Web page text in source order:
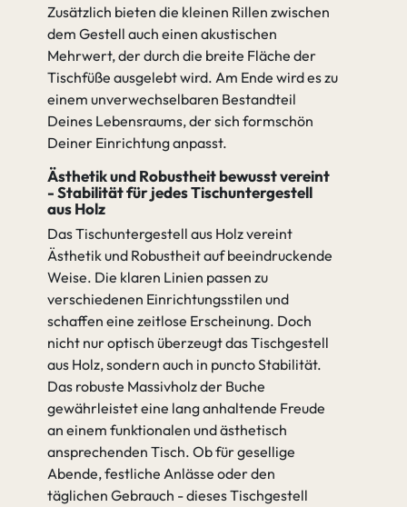
Zusätzlich bieten die kleinen Rillen zwischen
dem Gestell auch einen akustischen
Mehrwert, der durch die breite Fläche der
Tischfüße ausgelebt wird. Am Ende wird es zu
einem unverwechselbaren Bestandteil
Deines Lebensraums, der sich formschön
Deiner Einrichtung anpasst.
Ästhetik und Robustheit bewusst vereint
- Stabilität für jedes Tischuntergestell
aus Holz
Das Tischuntergestell aus Holz vereint
Ästhetik und Robustheit auf beeindruckende
Weise. Die klaren Linien passen zu
verschiedenen Einrichtungsstilen und
schaffen eine zeitlose Erscheinung. Doch
nicht nur optisch überzeugt das Tischgestell
aus Holz, sondern auch in puncto Stabilität.
Das robuste Massivholz der Buche
gewährleistet eine lang anhaltende Freude
an einem funktionalen und ästhetisch
ansprechenden Tisch. Ob für gesellige
Abende, festliche Anlässe oder den
täglichen Gebrauch - dieses Tischgestell